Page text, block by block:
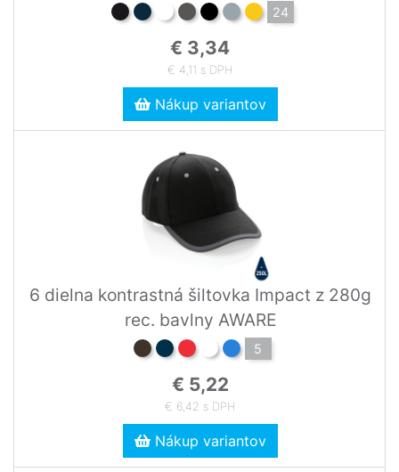
24
€ 3,34
€ 4,11 s DPH
Nákup variantov
6 dielna kontrastná šiltovka Impact z 280g
rec. bavlny AWARE
5
€ 5,22
€ 6,42 s DPH
Nákup variantov